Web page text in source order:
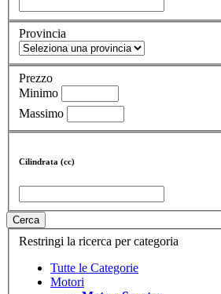
Provincia
Prezzo
Minimo
Massimo
Cilindrata (cc)
Cerca
Restringi la ricerca per categoria
Tutte le Categorie
Motori